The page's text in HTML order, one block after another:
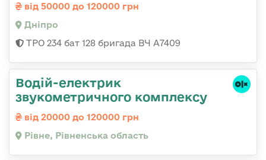
від 50000 до 120000 грн
Дніпро
ТРО 234 бат 128 бригада ВЧ А7409
Водій-електрик
звукометричного комплексу
від 20000 до 120000 грн
Рівне, Рівненська область